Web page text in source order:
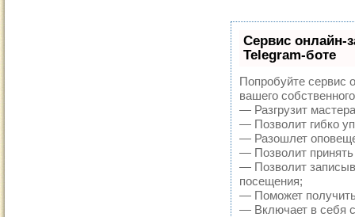
Сервис онлайн-
Telegram-боте
Попробуйте сервис
вашего
— Разгрузит
— Позволит гибко
— Разошлет
— Позволит принять
— Позволит
посещения;
— Поможет
— Включает в себя